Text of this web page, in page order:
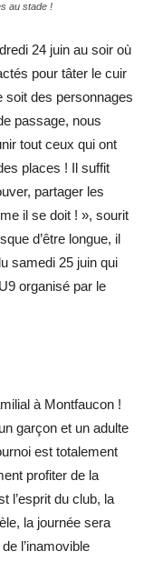
au stade !
24 juin au soir où
pour tâter le cuir
soit des personnages
passage, nous
tout ceux qui ont
places ! Il suffit
partager les
il se doit ! », sourit
d’être longue, il
samedi 25 juin qui
organisé par le
à Montfaucon !
garçon et un adulte
est totalement
profiter de la
l’esprit du club, la
la journée sera
l’inamovible